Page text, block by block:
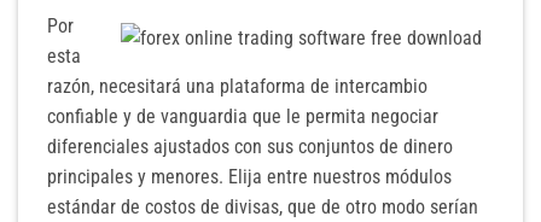
Por
esta
razón, necesitará una plataforma de intercambio
confiable y de vanguardia que le permita negociar
diferenciales ajustados con sus conjuntos de dinero
principales y menores. Elija entre nuestros módulos
estándar de costos de divisas, que de otro modo serían